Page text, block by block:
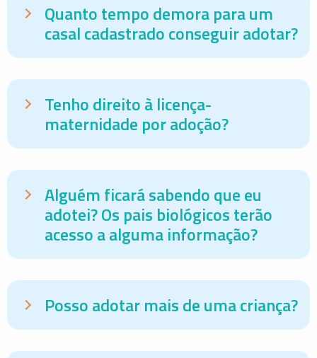
Quanto tempo demora para um
casal cadastrado conseguir adotar?
Tenho direito à licença-
maternidade por adoção?
Alguém ficará sabendo que eu
adotei? Os pais biológicos terão
acesso a alguma informação?
Posso adotar mais de uma criança?